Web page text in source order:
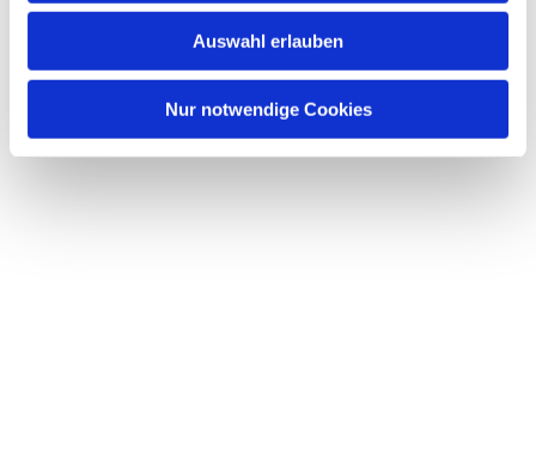
Auswahl erlauben
Nur notwendige Cookies